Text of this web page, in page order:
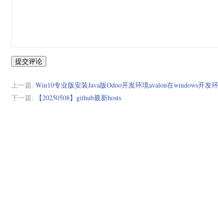
提交评论
上一篇:Win10专业版安装Java版Odoo开发环境avalon在windows开发
下一篇:
【20250508】github最新hosts